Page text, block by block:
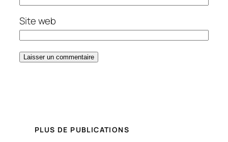
Site web
PLUS DE PUBLICATIONS